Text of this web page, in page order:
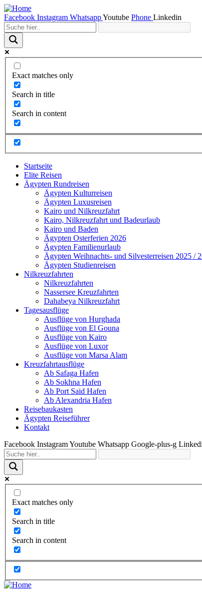
Facebook Instagram WhatsappYoutube Phone Linkedin
Exact matches only
Search in title
Search in content
Startseite
Elite Reisen
Ägypten Rundreisen
Ägypten Kulturreisen
Ägypten Luxusreisen
Kairo und Nilkreuzfahrt
Kairo, Nilkreuzfahrt und Badeurlaub
Kairo und Baden
Ägypten Osterferien 2026
Ägypten Familienurlaub
Ägypten Weihnachts- und Silvesterreisen 2025 /
Ägypten Studienreisen
Nilkreuzfahrten
Nilkreuzfahrten
Nassersee Kreuzfahrten
Dahabeya Nilkreuzfahrt
Tagesausflüge
Ausflüge von Hurghada
Ausflüge von El Gouna
Ausflüge von Kairo
Ausflüge von Luxor
Ausflüge von Marsa Alam
Kreuzfahrtausflüge
Ab Safaga Hafen
Ab Sokhna Hafen
Ab Port Said Hafen
Ab Alexandria Hafen
Reisebaukasten
Ägypten Reiseführer
Kontakt
Facebook InstagramYoutube Whatsapp Google-plus-g
Exact matches only
Search in title
Search in content